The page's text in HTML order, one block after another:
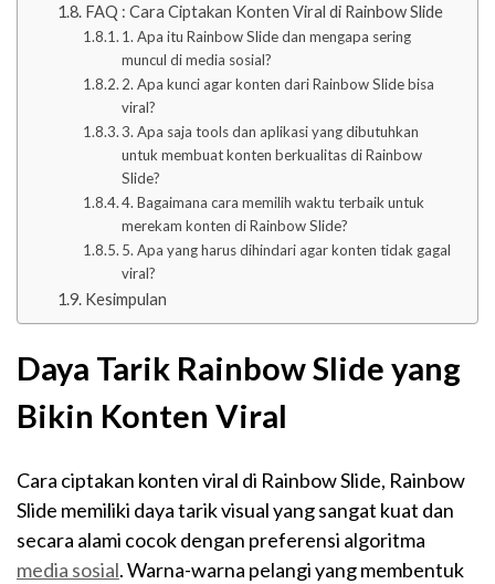
FAQ : Cara Ciptakan Konten Viral di Rainbow Slide
1. Apa itu Rainbow Slide dan mengapa sering
muncul di media sosial?
2. Apa kunci agar konten dari Rainbow Slide bisa
viral?
3. Apa saja tools dan aplikasi yang dibutuhkan
untuk membuat konten berkualitas di Rainbow
Slide?
4. Bagaimana cara memilih waktu terbaik untuk
merekam konten di Rainbow Slide?
5. Apa yang harus dihindari agar konten tidak gagal
viral?
Kesimpulan
Daya Tarik Rainbow Slide yang
Bikin Konten Viral
Cara ciptakan konten viral di Rainbow Slide, Rainbow
Slide memiliki daya tarik visual yang sangat kuat dan
secara alami cocok dengan preferensi algoritma
media sosial. Warna-warna pelangi yang membentuk